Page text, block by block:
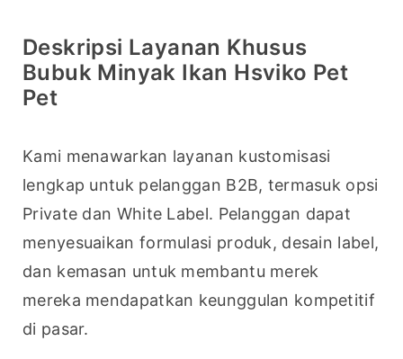
Deskripsi Layanan Khusus
Bubuk Minyak Ikan Hsviko Pet
Pet
Kami menawarkan layanan kustomisasi
lengkap untuk pelanggan B2B, termasuk opsi
Private dan White Label. Pelanggan dapat
menyesuaikan formulasi produk, desain label,
dan kemasan untuk membantu merek
mereka mendapatkan keunggulan kompetitif
di pasar.